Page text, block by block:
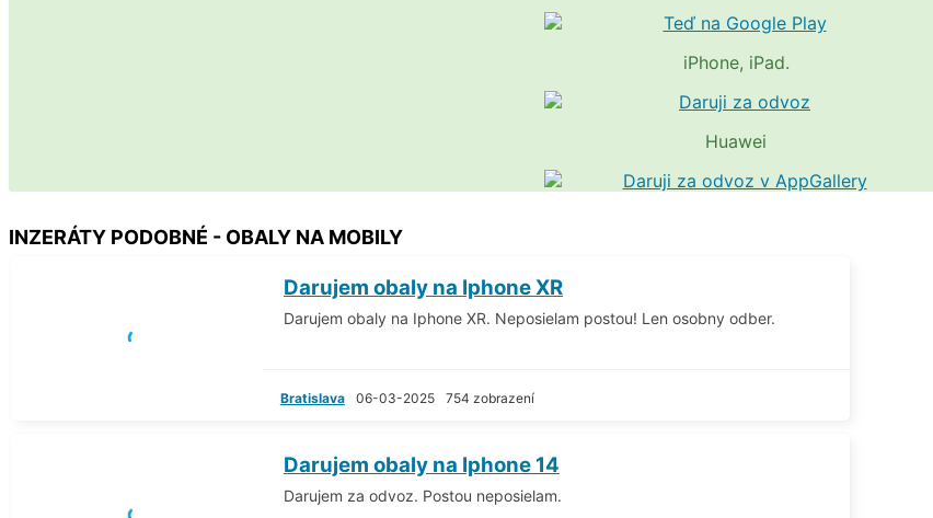
iPhone, iPad.
Huawei
INZERÁTY PODOBNÉ - OBALY NA MOBILY
Darujem obaly na Iphone XR
Darujem obaly na Iphone XR. Neposielam postou! Len osobny odber.
Bratislava 06-03-2025 754 zobrazení
Darujem obaly na Iphone 14
Darujem za odvoz. Postou neposielam.